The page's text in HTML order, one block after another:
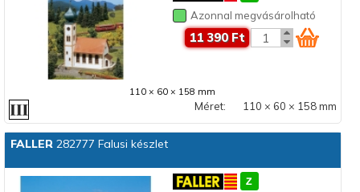
Nyitott 2 tengelyes
Peron
Posta/Poggyászkocsi
Rakoncás kocsi
Raktárépület
Személykocsi
Szerelvény készlet
Azonnal megvásárolható
11 390 Ft
110 × 60 × 158 mm
Méret: 110 × 60 × 158 mm
FALLER282777 Falusi készlet